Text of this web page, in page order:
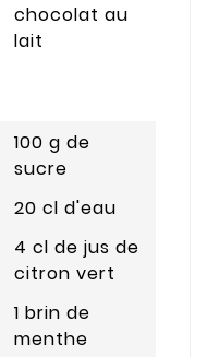
chocolat au
lait
100 g de
sucre
20 cl d'eau
4 cl de jus de
citron vert
1 brin de
menthe